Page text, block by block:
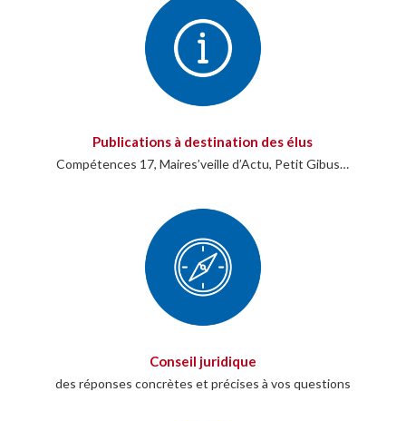
Publications à destination des élus
Compétences 17, Maires’veille d’Actu, Petit Gibus…
Conseil juridique
des réponses concrètes et précises à vos questions